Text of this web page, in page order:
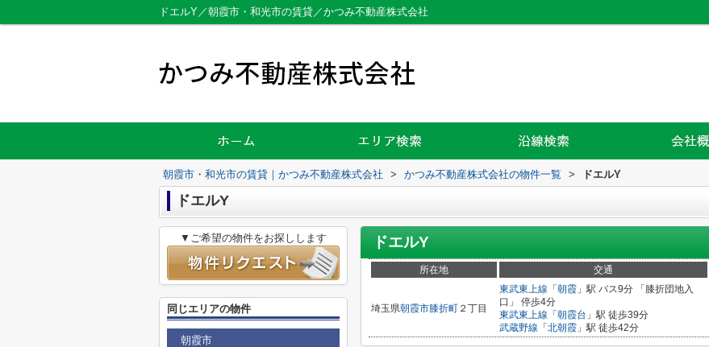
ドエルY／朝霞市・和光市の賃貸／かつみ不動産株式会社
朝霞市・和光市の賃貸｜かつみ不動産株式会社 > かつみ不動産株式会社の物件一覧 > ドエルY
ドエルY
ドエルY
所在地 交通
埼玉県朝霞市膝折町 ２丁目
東武東上線 「 朝霞 」駅 バス9分 「膝折団地入
口」 停歩4分
東武東上線 「 朝霞台 」駅 徒歩39分
武蔵野線 「 北朝霞 」駅 徒歩42分
▼ご希望の物件をお探しします
同じエリアの物件
朝霞市